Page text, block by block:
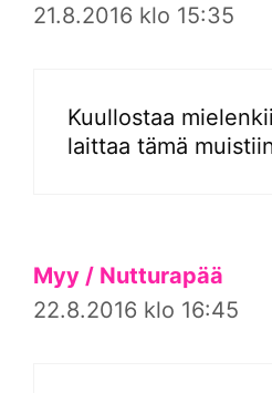
21.8.2016 klo 15:35
Kuullostaa
laittaa tämä
Myy / Nutturapää
22.8.2016 klo 16:45